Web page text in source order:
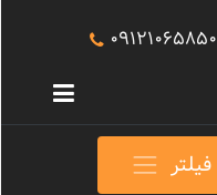
09121065850
فیلتر